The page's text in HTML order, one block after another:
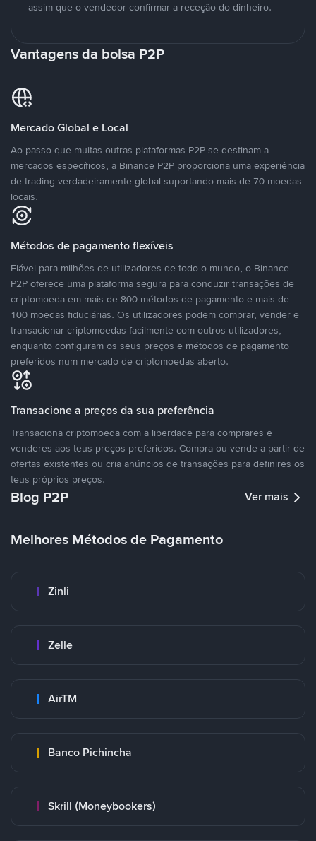
assim que o vendedor confirmar a receção do dinheiro.
Vantagens da bolsa P2P
Mercado Global e Local
Ao passo que muitas outras plataformas P2P se destinam a
mercados específicos, a Binance P2P proporciona uma experiência
de trading verdadeiramente global suportando mais de 70 moedas
locais.
Métodos de pagamento flexíveis
Fiável para milhões de utilizadores de todo o mundo, o Binance
P2P oferece uma plataforma segura para conduzir transações de
criptomoeda em mais de 800 métodos de pagamento e mais de
100 moedas fiduciárias. Os utilizadores podem comprar, vender e
transacionar criptomoedas facilmente com outros utilizadores,
enquanto configuram os seus preços e métodos de pagamento
preferidos num mercado de criptomoedas aberto.
Transacione a preços da sua preferência
Transaciona criptomoeda com a liberdade para comprares e
venderes aos teus preços preferidos. Compra ou vende a partir de
ofertas existentes ou cria anúncios de transações para definires os
teus próprios preços.
Blog P2P Ver mais
Melhores Métodos de Pagamento
Zinli
Zelle
AirTM
Banco Pichincha
Skrill (Moneybookers)